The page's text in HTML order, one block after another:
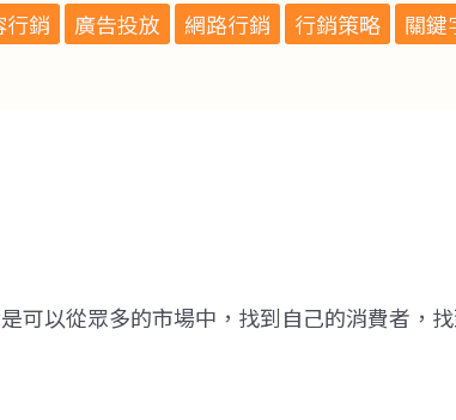
行銷 廣告投放 網路行銷 行銷策略 關鍵
可以從眾多的市場中，找到自己的消費者，